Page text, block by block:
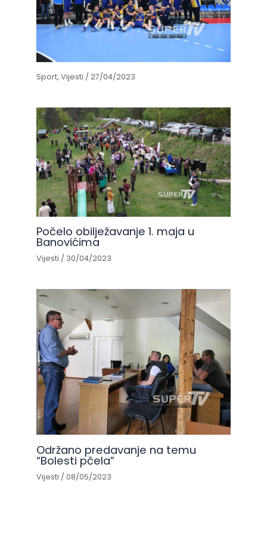
Sport,Vijesti /27/04/2023
Počelo obilježavanje 1. maja u
Banovićima
Vijesti / 30/04/2023
Održano predavanje na temu
“Bolesti pčela”
Vijesti /08/05/2023